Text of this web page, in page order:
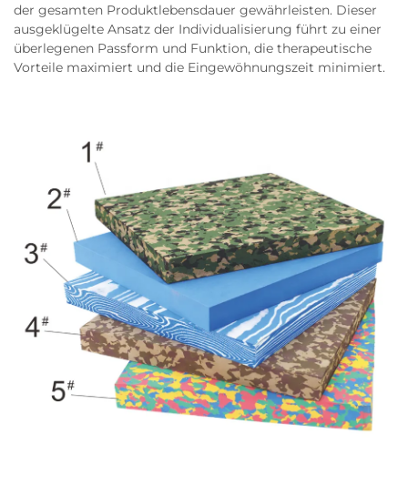
der gesamten Produktlebensdauer gewährleisten. Dieser
ausgeklügelte Ansatz der Individualisierung führt zu einer
überlegenen Passform und Funktion, die therapeutische
Vorteile maximiert und die Eingewöhnungszeit minimiert.